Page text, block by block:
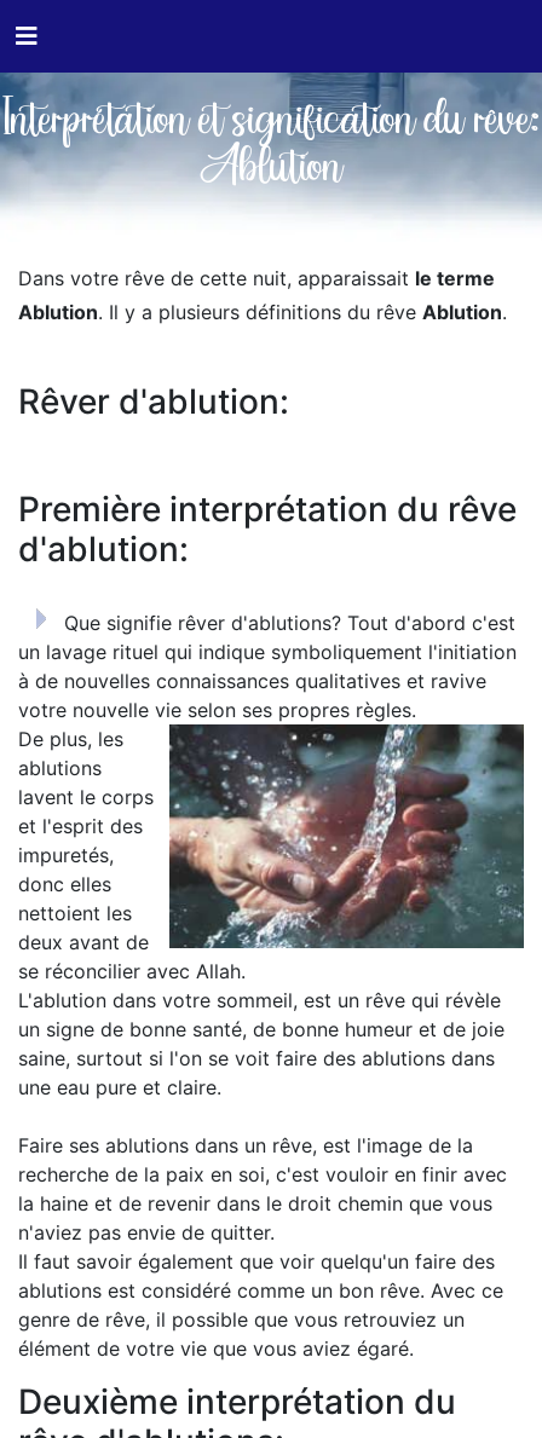
Interprétation et signification du rêve:
Ablution
Dans votre rêve de cette nuit, apparaissait le terme
Ablution. Il y a plusieurs définitions du rêve Ablution.
Rêver d'ablution:
Première interprétation du rêve
d'ablution:
Que signifie rêver d'ablutions? Tout d'abord c'est
un lavage rituel qui indique symboliquement l'initiation
à de nouvelles connaissances qualitatives et ravive
votre nouvelle vie selon ses propres règles.
De plus, les
ablutions
lavent le corps
et l'esprit des
impuretés,
donc elles
nettoient les
deux avant de
se réconcilier avec Allah.
L'ablution dans votre sommeil, est un rêve qui révèle
un signe de bonne santé, de bonne humeur et de joie
saine, surtout si l'on se voit faire des ablutions dans
une eau pure et claire.
Faire ses ablutions dans un rêve, est l'image de la
recherche de la paix en soi, c'est vouloir en finir avec
la haine et de revenir dans le droit chemin que vous
n'aviez pas envie de quitter.
Il faut savoir également que voir quelqu'un faire des
ablutions est considéré comme un bon rêve. Avec ce
genre de rêve, il possible que vous retrouviez un
élément de votre vie que vous aviez égaré.
Deuxième interprétation du